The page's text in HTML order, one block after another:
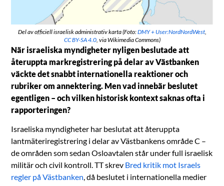
Del av officiell israelisk administrativ karta (Foto:DMY + User:NordNordWest,
CC BY-SA 4.0, via Wikimedia Commons)
När israeliska myndigheter nyligen beslutade att
återuppta markregistrering på delar av Västbanken
väckte det snabbt internationella reaktioner och
rubriker om annektering. Men vad innebär beslutet
egentligen – och vilken historisk kontext saknas ofta i
rapporteringen?
Israeliska myndigheter har beslutat att återuppta
lantmäteriregistrering i delar av Västbankens område C –
de områden som sedan Osloavtalen står under full israelisk
militär och civil kontroll. TT skrev Bred kritik mot Israels
regler på Västbanken, då beslutet i internationella medier